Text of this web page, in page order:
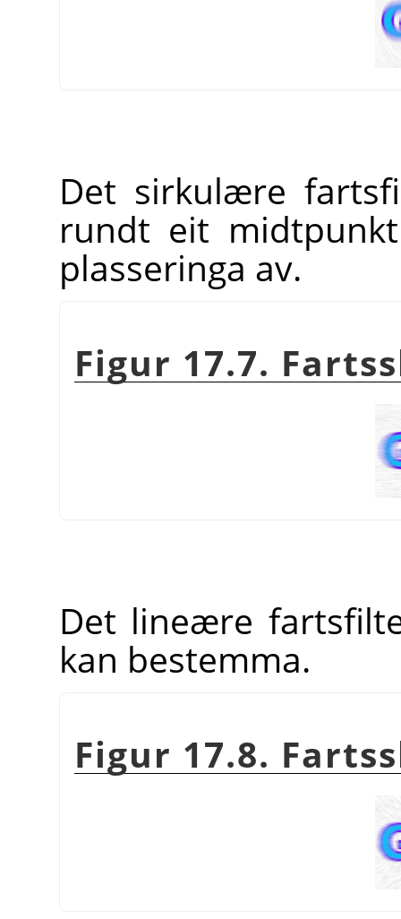
Det sirkulære
rundt eit
plasseringa av.
Figur 17.7.
Det lineære
kan bestemma.
Figur 17.8.